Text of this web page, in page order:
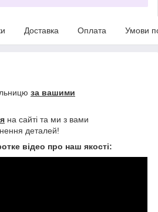
Доставка Оплата Умови
за вашими
на сайті та ми з вами
деталей!
відео про наш якості: